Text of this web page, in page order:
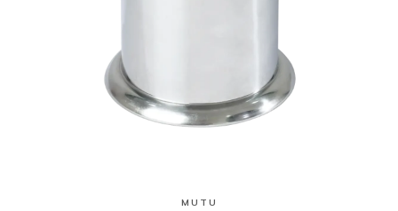
Lihat Produk
MUTU